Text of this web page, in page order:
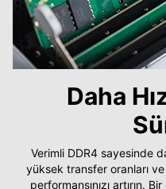
Daha
Verimli DDR4 sayesinde
yüksek transfer oranları
performansınızı artırın.